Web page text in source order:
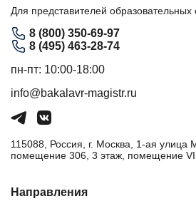
Для представителей образовательных
8 (800) 350-69-97
8 (495) 463-28-74
пн-пт: 10:00-18:00
info@bakalavr-magistr.ru
115088, Россия, г. Москва, 1-ая улица
помещение 306, 3 этаж, помещение
Направления